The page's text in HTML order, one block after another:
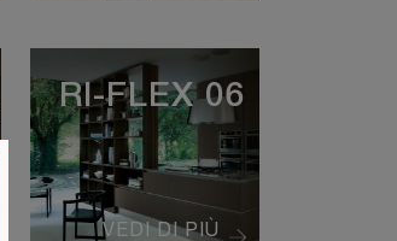
VEDI DI PIÙ
RI-FLEX 06